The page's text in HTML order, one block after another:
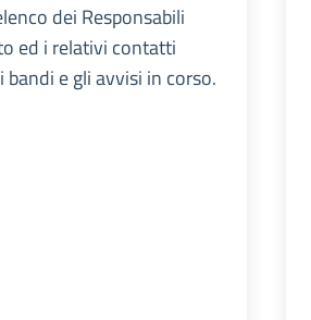
dei Responsabili
ed i relativi contatti
e gli avvisi in corso.